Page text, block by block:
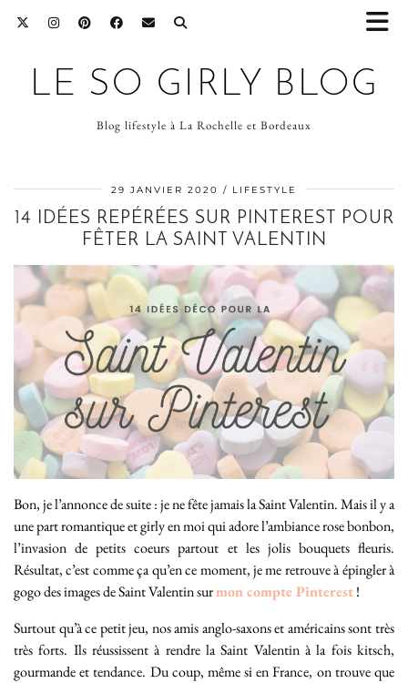
LE SO GIRLY BLOG
Blog lifestyle à La Rochelle et Bordeaux
29 JANVIER 2020 LIFESTYLE
14 IDÉES REPÉRÉES SUR PINTEREST POUR
FÊTER LA SAINT VALENTIN
Bon, je l’annonce de suite : je ne fête jamais la Saint Valentin. Mais il y a
une part romantique et girly en moi qui adore l’ambiance rose bonbon,
l’invasion de petits coeurs partout et les jolis bouquets fleuris.
Résultat, c’est comme ça qu’en ce moment, je me retrouve à épingler à
gogo des images de Saint Valentin surmon compte Pinterest!
Surtout qu’à ce petit jeu, nos amis anglo-saxons et américains sont très
très forts. Ils réussissent à rendre la Saint Valentin à la fois kitsch,
gourmande et tendance. Du coup, même si en France, on trouve que